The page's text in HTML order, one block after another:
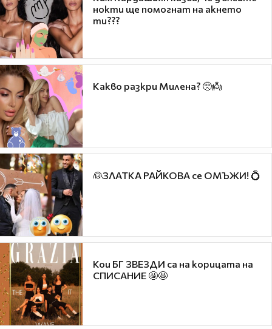
нокти ще помогнат на акнето
ти???
Какво разкри Милена? 🥺👼
👰ЗЛАТКА РАЙКОВА се ОМЪЖИ! 💍
Кои БГ ЗВЕЗДИ са на корицата на
СПИСАНИЕ 🤩🤩